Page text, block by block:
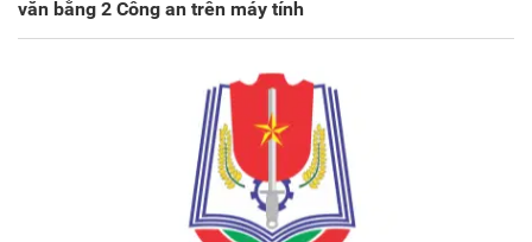
văn bằng 2 Công an trên máy tính